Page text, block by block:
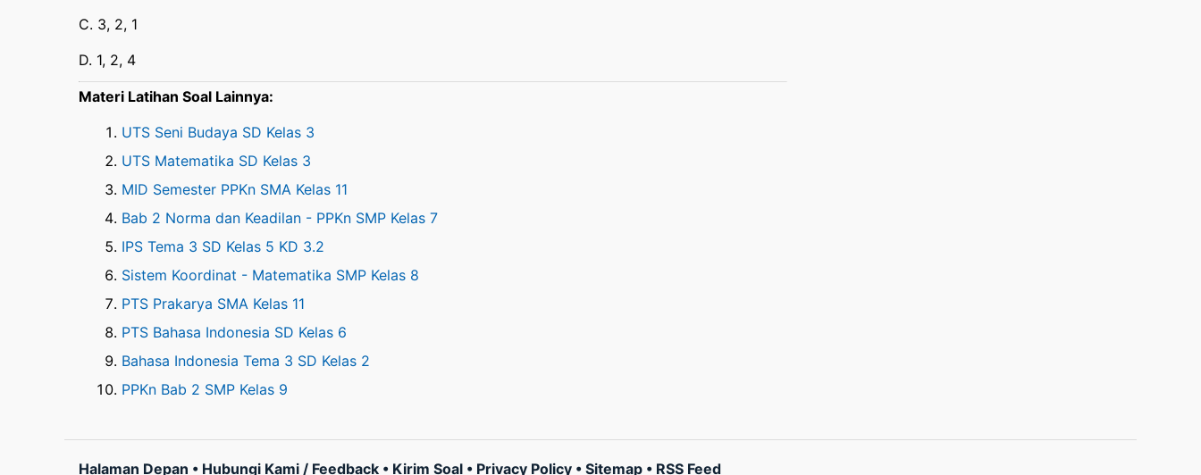
C. 3, 2, 1
D. 1, 2, 4
Materi Latihan Soal Lainnya:
UTS Seni Budaya SD Kelas 3
UTS Matematika SD Kelas 3
MID Semester PPKn SMA Kelas 11
Bab 2 Norma dan Keadilan - PPKn SMP Kelas 7
IPS Tema 3 SD Kelas 5 KD 3.2
Sistem Koordinat - Matematika SMP Kelas 8
PTS Prakarya SMA Kelas 11
PTS Bahasa Indonesia SD Kelas 6
Bahasa Indonesia Tema 3 SD Kelas 2
PPKn Bab 2 SMP Kelas 9
Halaman Depan • Hubungi Kami / Feedback • Kirim Soal • Privacy Policy • Sitemap • RSS Feed